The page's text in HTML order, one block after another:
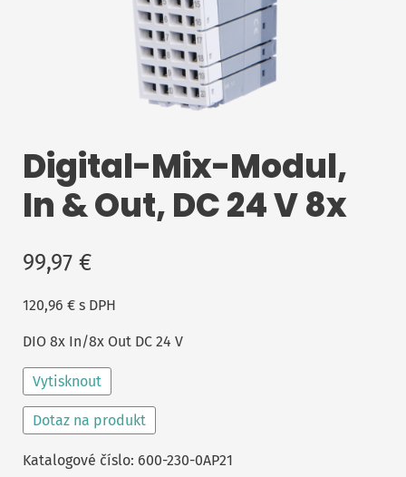
Digital-Mix-Modul,
In & Out, DC 24 V 8x
99,97 €
120,96 € s DPH
DIO 8x In/8x Out DC 24 V
Vytisknout
Dotaz na produkt
Katalogové číslo: 600-230-0AP21